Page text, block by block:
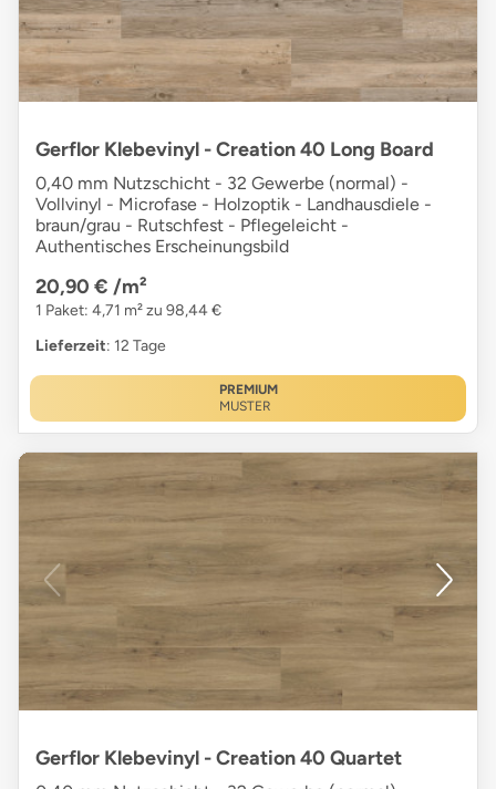
Gerflor Klebevinyl - Creation 40 Long Board
0,40 mm Nutzschicht - 32 Gewerbe (normal) -
Vollvinyl - Microfase - Holzoptik - Landhausdiele -
braun/grau - Rutschfest - Pflegeleicht -
Authentisches Erscheinungsbild
20,90 € /m²
1 Paket: 4,71 m² zu 98,44 €
Lieferzeit: 12 Tage
PREMIUM
MUSTER
Gerflor Klebevinyl - Creation 40 Quartet